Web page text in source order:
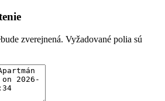
zverejnená. Vyžadované polia sú